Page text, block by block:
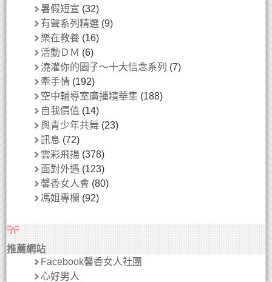
暑假短宣 (32)
有聲系列精選 (9)
樂在教養 (16)
活動ＤＭ (6)
澆灌你的園子～十大信念系列 (7)
牽手情 (192)
空中輔導室廣播精華集 (188)
自我價值 (14)
與青少年共舞 (23)
訊息 (72)
雲彩飛揚 (378)
面對外遇 (123)
馨香女人會 (80)
馮姐專欄 (92)
推薦網站
Facebook馨香女人社團
心好男人